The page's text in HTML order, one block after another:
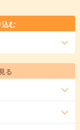
込む
る